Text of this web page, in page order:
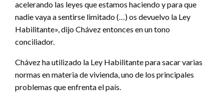
acelerando las leyes que estamos haciendo y para que
nadie vaya a sentirse limitado (…) os devuelvo la Ley
Habilitante», dijo Chávez entonces en un tono
conciliador.
Chávez ha utilizado la Ley Habilitante para sacar varias
normas en materia de vivienda, uno de los principales
problemas que enfrenta el país.